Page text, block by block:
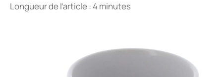
Longueur de l’article : 4 minutes